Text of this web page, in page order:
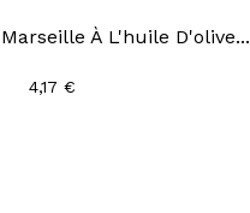
À L'huile D'olive...
4,17 €